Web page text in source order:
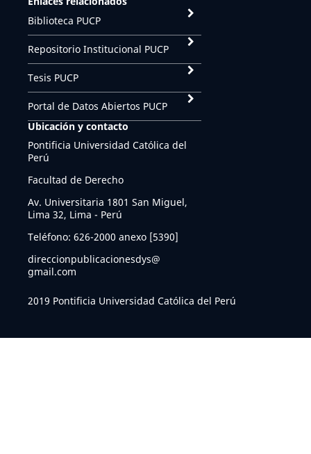
Biblioteca PUCP
Repositorio Institucional PUCP
Tesis PUCP
Portal de Datos Abiertos PUCP
Ubicación y contacto
Pontificia Universidad Católica del
Perú
Facultad de Derecho
Av. Universitaria 1801 San Miguel,
Lima 32, Lima - Perú
Teléfono: 626-2000 anexo [5390]
direccionpublicacionesdys@
gmail.com
2019 Pontificia Universidad Católica del Perú